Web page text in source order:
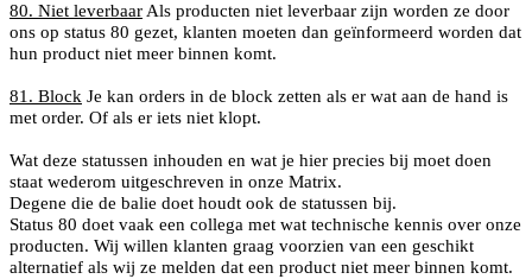
80. Niet leverbaar Als producten niet leverbaar zijn worden ze door
ons op status 80 gezet, klanten moeten dan geïnformeerd worden dat
hun product niet meer binnen komt.
81. Block Je kan orders in de block zetten als er wat aan de hand is
met order. Of als er iets niet klopt.
Wat deze statussen inhouden en wat je hier precies bij moet doen
staat wederom uitgeschreven in onze Matrix.
Degene die de balie doet houdt ook de statussen bij.
Status 80 doet vaak een collega met wat technische kennis over onze
producten. Wij willen klanten graag voorzien van een geschikt
alternatief als wij ze melden dat een product niet meer binnen komt.